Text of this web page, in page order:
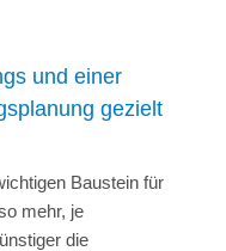
und einer
gezielt
Baustein für
mehr, je
die